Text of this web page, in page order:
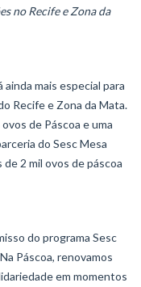
no Recife e Zona da
mais especial para
Recife e Zona da Mata.
de Páscoa e uma
do Sesc Mesa
2 mil ovos de páscoa
do programa Sesc
Páscoa, renovamos
em momentos